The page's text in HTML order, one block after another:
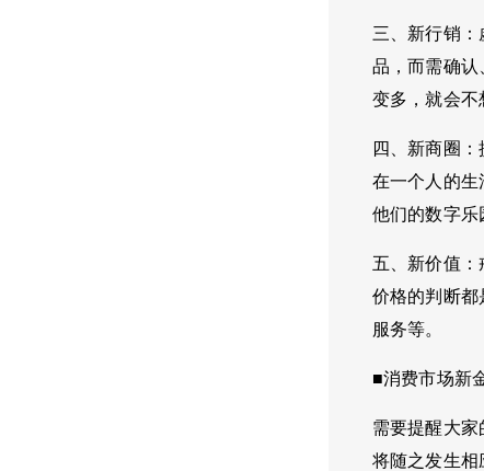
三、新行销
品，而需确认
变多，就会不
四、新商圈
在一个人的生
他们的数字乐
五、新价值
价格的判断都
服务等。
■消费市场新
需要提醒大
将随之发生相